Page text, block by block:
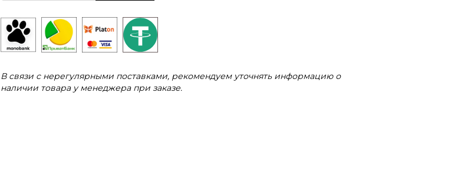
В связи с нерегулярными поставками, рекомендуем уточнять информацию о
наличии товара у менеджера при заказе.